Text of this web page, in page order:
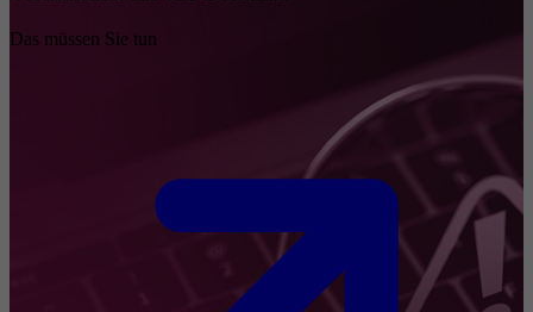
Das müssen Sie tun